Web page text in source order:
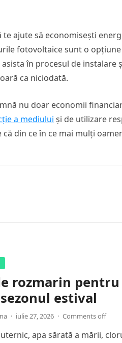
ajute să economisești
fotovoltaice sunt o opțiune
în procesul de instalare
ca niciodată.
nu doar economii
a mediului și de utilizare
din ce în ce mai mulți
rozmarin
estival
· iulie 27, 2026 · Comments off
apa sărată a mării,